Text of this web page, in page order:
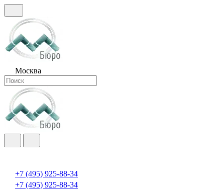
Москва
+7 (495) 925-88-34
+7 (495) 925-88-34